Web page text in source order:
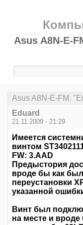
Asus A8N-E-
Asus A8N-E-FM.
Eduard
21.11.2009 - 21:29
Имеется
винтом
FW: 3.AAD
Предыстория
вроде бы как
переустановки
указанной
Винт был
на месте и